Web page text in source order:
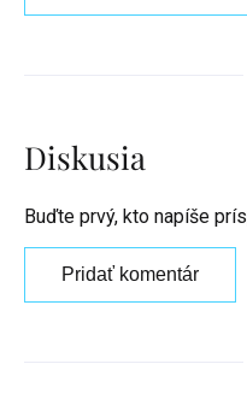
Diskusia
Buďte prvý, kto napíše
Pridať komentár